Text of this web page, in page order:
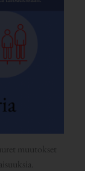
muutokset